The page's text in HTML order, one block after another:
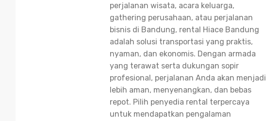
perjalanan wisata, acara keluarga,
gathering perusahaan, atau perjalanan
bisnis di Bandung, rental Hiace Bandung
adalah solusi transportasi yang praktis,
nyaman, dan ekonomis. Dengan armada
yang terawat serta dukungan sopir
profesional, perjalanan Anda akan menjadi
lebih aman, menyenangkan, dan bebas
repot. Pilih penyedia rental terpercaya
untuk mendapatkan pengalaman